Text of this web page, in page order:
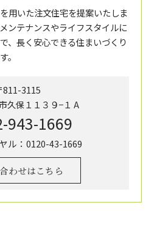
用いた注文住宅を提案いたしま
ンテナンスやライフスタイルに
、長く安心できる住まいづくり
。
811-3115
久保１１３９−１ A
943-1669
ル：0120-43-1669
わせはこちら